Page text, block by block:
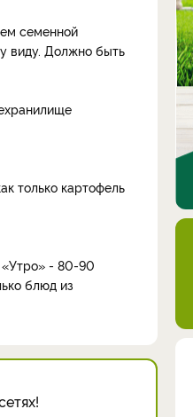
семенной
виду. Должно быть
только картофель
«Утро» - 80-90
блюд из